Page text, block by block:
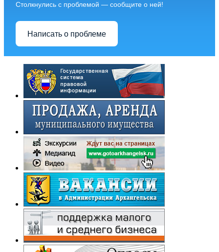
Столкнулись с проблемой — сообщите о ней!
Написать о проблеме